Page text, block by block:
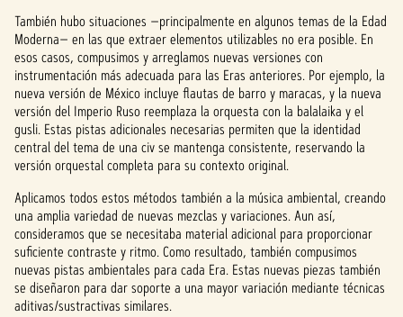
También hubo situaciones —principalmente en algunos temas de la Edad
Moderna— en las que extraer elementos utilizables no era posible. En
esos casos, compusimos y arreglamos nuevas versiones con
instrumentación más adecuada para las Eras anteriores. Por ejemplo, la
nueva versión de México incluye flautas de barro y maracas, y la nueva
versión del Imperio Ruso reemplaza la orquesta con la balalaika y el
gusli. Estas pistas adicionales necesarias permiten que la identidad
central del tema de una civ se mantenga consistente, reservando la
versión orquestal completa para su contexto original.
Aplicamos todos estos métodos también a la música ambiental, creando
una amplia variedad de nuevas mezclas y variaciones. Aun así,
consideramos que se necesitaba material adicional para proporcionar
suficiente contraste y ritmo. Como resultado, también compusimos
nuevas pistas ambientales para cada Era. Estas nuevas piezas también
se diseñaron para dar soporte a una mayor variación mediante técnicas
aditivas/sustractivas similares.